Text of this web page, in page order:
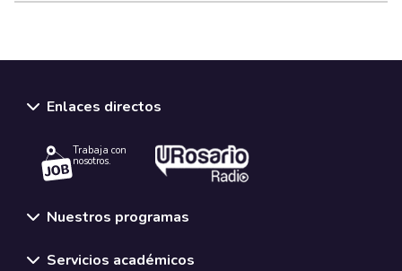
Enlaces directos
Trabaja con
nosotros.
Nuestros programas
Servicios académicos